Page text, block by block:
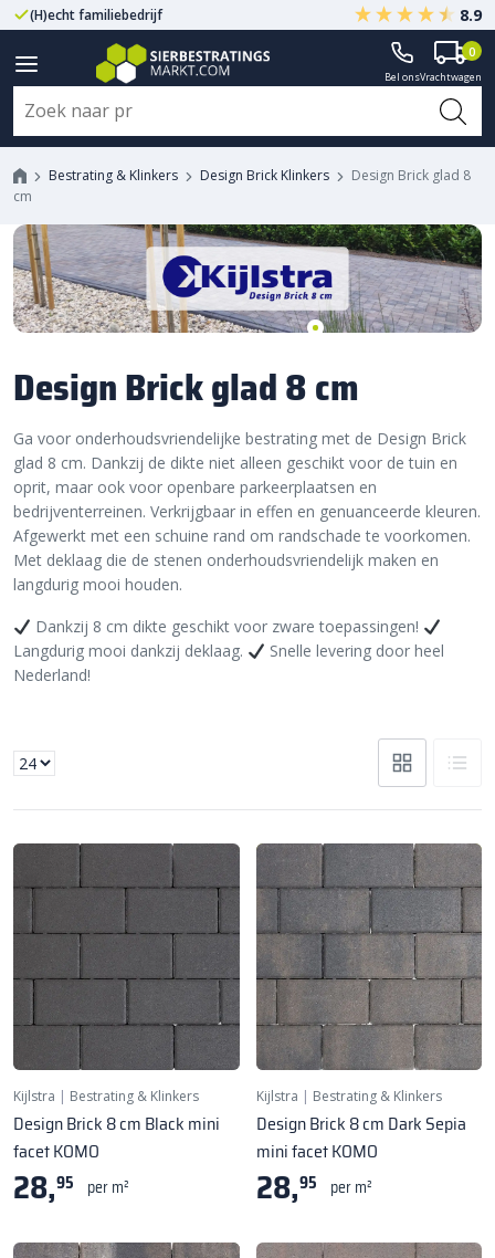
(H)echt familiebedrijf Gegarandeerd A-kwaliteit
8.9
Bel onsVrachtwagen
0
Bestrating & Klinkers Design Brick Klinkers
Design Brick glad 8
cm
Design Brick glad 8 cm
Ga voor onderhoudsvriendelijke bestrating met de Design Brick
glad 8 cm. Dankzij de dikte niet alleen geschikt voor de tuin en
oprit, maar ook voor openbare parkeerplaatsen en
bedrijventerreinen. Verkrijgbaar in effen en genuanceerde kleuren.
Afgewerkt met een schuine rand om randschade te voorkomen.
Met deklaag die de stenen onderhoudsvriendelijk maken en
langdurig mooi houden.
Dankzij 8 cm dikte geschikt voor zware toepassingen!
Langdurig mooi dankzij deklaag.
Snelle levering door heel
Nederland!
Kijlstra | Bestrating & Klinkers
Design Brick 8 cm Black mini
facet KOMO
28,95 per m²
Kijlstra | Bestrating & Klinkers
Design Brick 8 cm Dark Sepia
mini facet KOMO
28,95 per m²